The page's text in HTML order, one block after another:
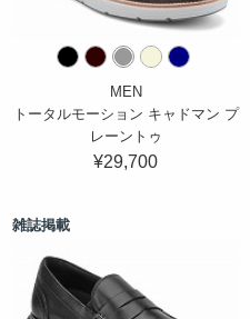
MEN
トータルモーション キャドマン プ
レーントゥ
¥29,700
雑誌掲載